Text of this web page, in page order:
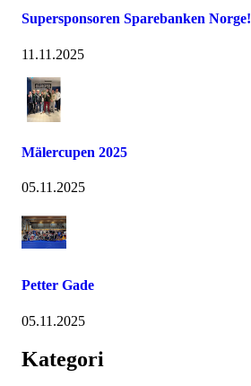
Supersponsoren Sparebanken Norge!
11.11.2025
Mälercupen 2025
05.11.2025
Petter Gade
05.11.2025
Kategori